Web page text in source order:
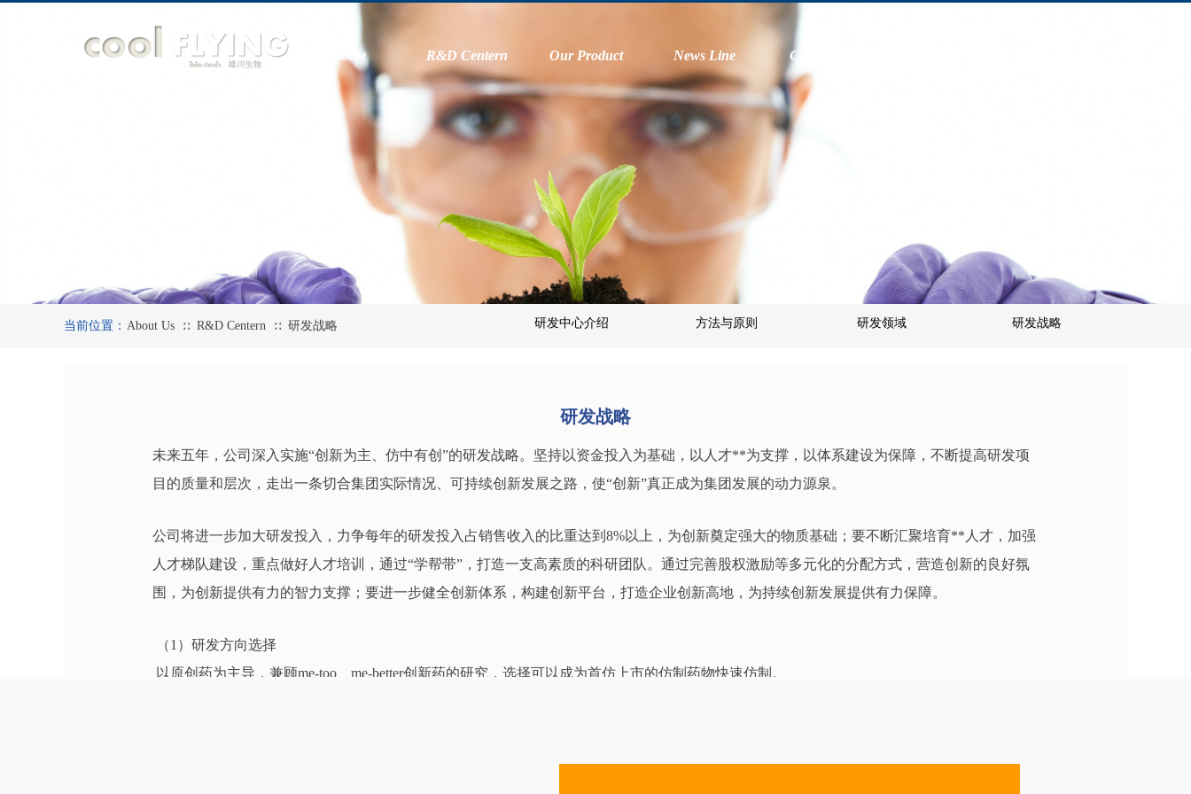
Home R&D Centern Our Product News Line Contact US
研发中心介绍 方法与原则 研发领域 研发战略
当前位置： About Us ∷ R&D Centern ∷ 研发战略
研发战略
未来五年，公司深入实施“创新为主、仿中有创”的研发战略。坚持以资金投入为基础，以人才**为支撑，以体系建设为保障，不断提高研发项
目的质量和层次，走出一条切合集团实际情况、可持续创新发展之路，使“创新”真正成为集团发展的动力源泉。
公司将进一步加大研发投入，力争每年的研发投入占销售收入的比重达到8%以上，为创新奠定强大的物质基础；要不断汇聚培育**人才，加强
人才梯队建设，重点做好人才培训，通过“学帮带”，打造一支高素质的科研团队。通过完善股权激励等多元化的分配方式，营造创新的良好氛
围，为创新提供有力的智力支撑；要进一步健全创新体系，构建创新平台，打造企业创新高地，为持续创新发展提供有力保障。
（1）研发方向选择
以原创药为主导，兼顾me-too、me-better创新药的研究，选择可以成为首仿上市的仿制药物快速仿制。